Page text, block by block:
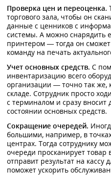
Проверка цен и переоценка.
торгового зала, чтобы он
данные с ценников с
системы. А можно снарядить
принтером — тогда он
команду на печать
Учет основных средств. С
инвентаризацию всего
организации — точно так же,
складе. Сотрудник просто
с терминалом и сразу
состоянии основных средств.
Сокращение очередей.
большими, например, в
центрах. Тогда сотруднику
очереди просканирует товар
отправит результат на кассу
поможет ускорить